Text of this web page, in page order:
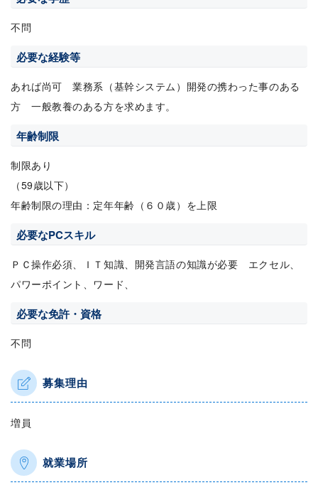
不問
必要な経験等
あれば尚可 業務系（基幹システム）開発の携わった事のある
方 一般教養のある方を求めます。
年齢制限
制限あり
（59歳以下）
年齢制限の理由：定年年齢（６０歳）を上限
必要なPCスキル
ＰＣ操作必須、ＩＴ知識、開発言語の知識が必要 エクセル、
パワーポイント、ワード、
必要な免許・資格
不問
募集理由
増員
就業場所